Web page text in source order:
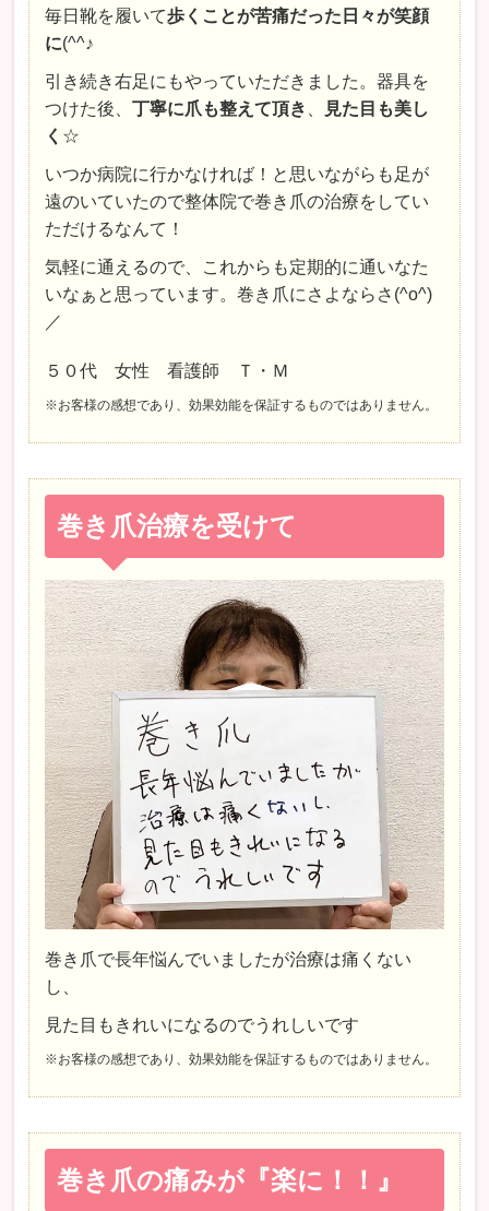
毎日靴を履いて歩くことが苦痛だった日々が笑顔
に(^^♪
引き続き右足にもやっていただきました。器具を
つけた後、丁寧に爪も整えて頂き 、
見た目も美し
く ☆
いつか病院に行かなければ！と思いながらも足が
遠のいていたので整体院で巻き爪の治療をしてい
ただけるなんて！
気軽に通えるので、これからも定期的に通いなた
いなぁと思っています。巻き爪にさよならさ(^o^)
／
５０代 女性 看護師 Ｔ・Ｍ
※お客様の感想であり、効果効能を保証するものではありません。
巻き爪治療を受けて
巻き爪で長年悩んでいましたが治療は痛くない
し、
見た目もきれいになるのでうれしいです
※お客様の感想であり、効果効能を保証するものではありません。
巻き爪の痛みが『楽に！！』